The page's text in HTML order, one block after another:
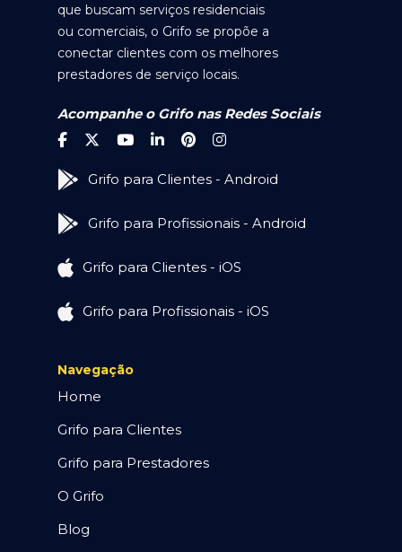
que buscam serviços residenciais
ou comerciais, o Grifo se propõe a
conectar clientes com os melhores
prestadores de serviço locais.
Acompanhe o Grifo nas Redes Sociais
Grifo para Clientes - Android
Grifo para Profissionais - Android
Grifo para Clientes - iOS
Grifo para Profissionais - iOS
Navegação
Home
Grifo para Clientes
Grifo para Prestadores
O Grifo
Blog